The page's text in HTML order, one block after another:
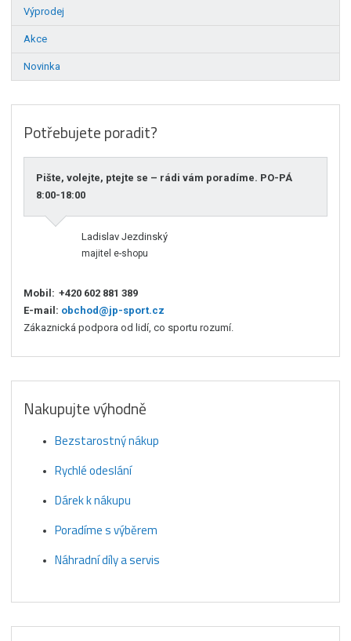
Výprodej
Akce
Novinka
Potřebujete poradit?
Pište, volejte, ptejte se – rádi vám poradíme. PO-PÁ
8:00-18:00
Ladislav Jezdinský
majitel e-shopu
Mobil: +420 602 881 389
E-mail: obchod@jp-sport.cz
Zákaznická podpora od lidí, co sportu rozumí.
Nakupujte výhodně
Bezstarostný nákup
Rychlé odeslání
Dárek k nákupu
Poradíme s výběrem
Náhradní díly a servis